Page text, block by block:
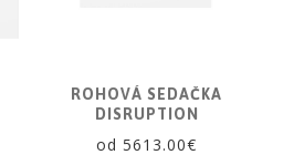
ROHOVÁ SEDAČKA
DISRUPTION
od 5613.00€